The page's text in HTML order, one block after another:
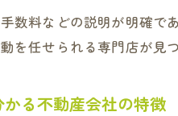
数料などの説明が明確で
を任せられる専門店が見
る不動産会社の特徴